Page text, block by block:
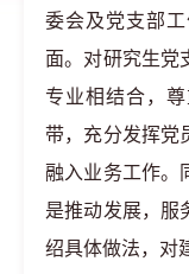
委会及党支部
面。对研究生党
专业相结合，
带，充分发挥党
融入业务工作。
是推动发展，服
绍具体做法，对